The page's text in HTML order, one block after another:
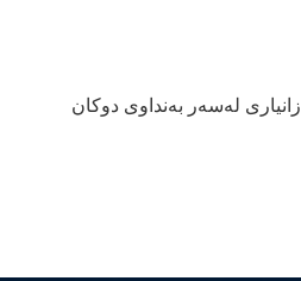
زانیاری لەسەر بەنداوی دوكان